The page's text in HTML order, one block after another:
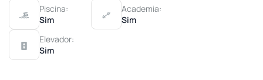
Piscina:
Sim
Academia:
Sim
Elevador:
Sim